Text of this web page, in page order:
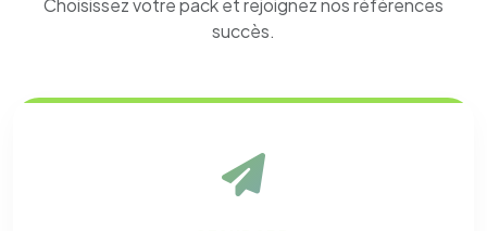
Choisissez votre pack et rejoignez nos références
succès.
Nous aident à comprendre comment vous utilisez le site